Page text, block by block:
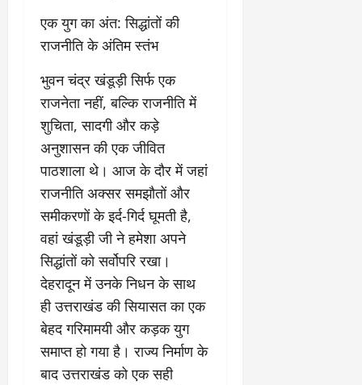
​एक युग का अंत: सिद्धांतों की
राजनीति के अंतिम स्तंभ
​भुवन चंद्र खंडूड़ी सिर्फ एक
राजनेता नहीं, बल्कि राजनीति में
शुचिता, सादगी और कड़े
अनुशासन की एक जीवित
पाठशाला थे। आज के दौर में जहां
राजनीति अक्सर समझौतों और
समीकरणों के इर्द-गिर्द घूमती है,
वहां खंडूड़ी जी ने हमेशा अपने
सिद्धांतों को सर्वोपरि रखा।
​देहरादून में उनके निधन के साथ
ही उत्तराखंड की सियासत का एक
बेहद गरिमामयी और कड़क युग
समाप्त हो गया है। राज्य निर्माण के
बाद उत्तराखंड को एक सही